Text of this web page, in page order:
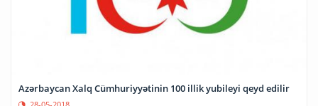
Azərbaycan Xalq Cümhuriyyətinin 100 illik yubileyi qeyd edilir